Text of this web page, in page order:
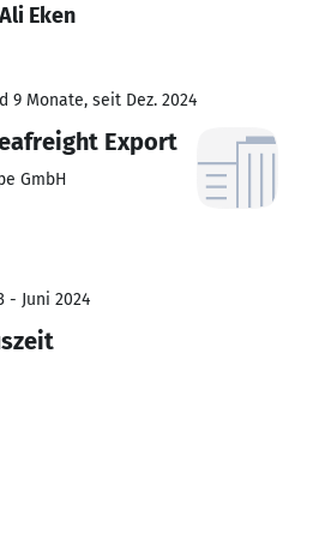
Eken
9 Monate, seit Dez. 2024
Export
GmbH
- Juni 2024